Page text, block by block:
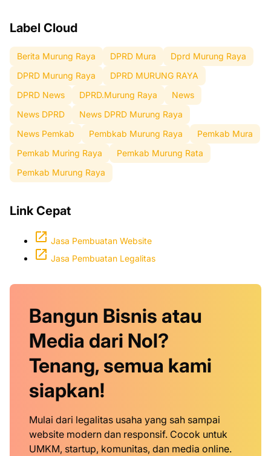
Label Cloud
Berita Murung Raya DPRD Mura
Dprd Murung Raya
DPRD Murung Raya
DPRD MURUNG RAYA
DPRD News
DPRD.Murung Raya
News
News DPRD
News DPRD Murung Raya
News Pemkab
Pembkab Murung Raya
Pemkab Mura
Pemkab Muring Raya
Pemkab Murung Rata
Pemkab Murung Raya
Link Cepat
Jasa Pembuatan Website
Jasa Pembuatan Legalitas
Bangun Bisnis atau
Media dari Nol?
Tenang, semua kami
siapkan!
Mulai dari legalitas usaha yang sah sampai
website modern dan responsif. Cocok untuk
UMKM, startup, komunitas, dan media online.